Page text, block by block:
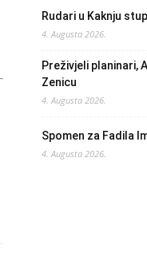
Rudari u Kaknju
4. Augusta 2026.
Preživjeli planinari,
Zenicu
4. Augusta 2026.
Spomen za Fadila
4. Augusta 2026.